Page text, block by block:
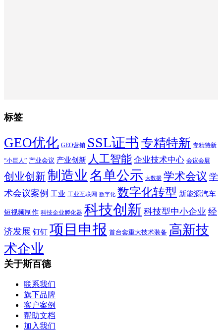
标签
GEO优化 GEO营销 SSL证书 专精特新 专精特新
“小巨人” 产业会议 产业创新 人工智能 企业技术中心 会议会展
创业创新制造业 名单公示 大数据 学术会议 学
术会议案例 工业 工业互联网 数字化 数字化转型 新能源汽车
短视频制作 科技企业孵化器 科技创新 科技型中小企业 经
济发展 钉钉 项目申报 首台套重大技术装备 高新技
术企业
关于斯百德
联系我们
旗下品牌
客户案例
帮助文档
加入我们